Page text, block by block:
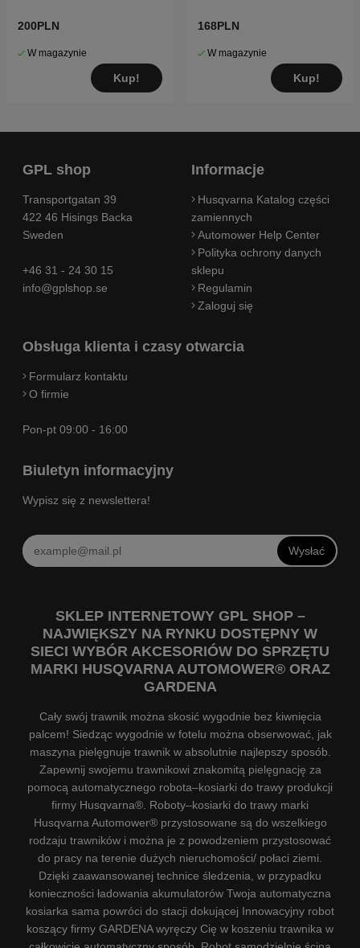
200PLN
W magazynie
Kup!
168PLN
W magazynie
Kup!
GPL shop
Transportgatan 39
422 46 Hisings Backa
Sweden
+46 31 - 24 30 15
info@gplshop.se
Informacje
Husqvarna Katalog części
zamiennych
Automower Help Center
Polityka ochrony danych
sklepu
Regulamin
Zaloguj się
Obsługa klienta i czasy otwarcia
Formularz kontaktu
O firmie
Pon-pt 09:00 - 16:00
Biuletyn informacyjny
Wypisz się z newslettera!
Wysłać
SKLEP INTERNETOWY GPL SHOP –
NAJWIĘKSZY NA RYNKU DOSTĘPNY W
SIECI WYBÓR AKCESORIÓW DO SPRZĘTU
MARKI HUSQVARNA AUTOMOWER® ORAZ
GARDENA
Cały swój trawnik można skosić wygodnie bez kiwnięcia
palcem! Siedząc wygodnie w fotelu można obserwować, jak
maszyna pielęgnuje trawnik w absolutnie najlepszy sposób.
Zapewnij swojemu trawnikowi znakomitą pielęgnację za
pomocą automatycznego robota–kosiarki do trawy produkcji
firmy Husqvarna®. Roboty–kosiarki do trawy marki
Husqvarna Automower® przystosowane są do wszelkiego
rodzaju trawników i można je z powodzeniem przystosować
do pracy na terenie dużych nieruchomości/ połaci ziemi.
Dzięki zaawansowanej technice śledzenia, w przypadku
konieczności ładowania akumulatorów Twoja automatyczna
kosiarka sama powróci do stacji dokującej Innowacyjny robot
koszący firmy GARDENA wyręczy Cię w koszeniu trawnika w